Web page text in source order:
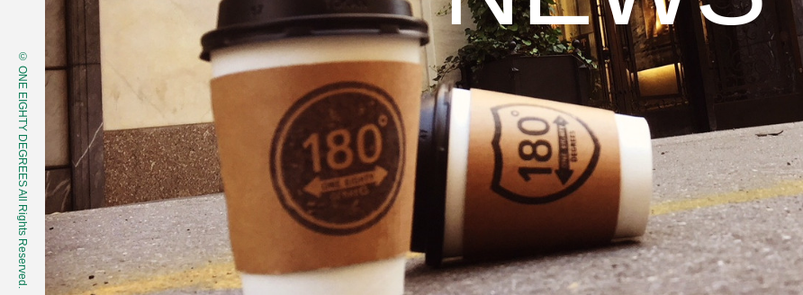
© ONE EIGHTY DEGREES All Rights Reserved.